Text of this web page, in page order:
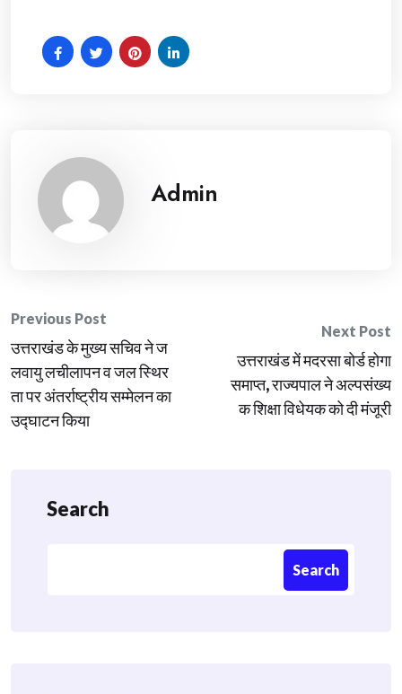
Admin
Post
navigation
Previous Post
उत्तराखंड के मुख्य सचिव ने ज
लवायु लचीलापन व जल स्थिर
ता पर अंतर्राष्ट्रीय सम्मेलन का
उद्घाटन किया
Next Post
उत्तराखंड में मदरसा बोर्ड होगा
समाप्त, राज्यपाल ने अल्पसंख्य
क शिक्षा विधेयक को दी मंजूरी
Search
Search